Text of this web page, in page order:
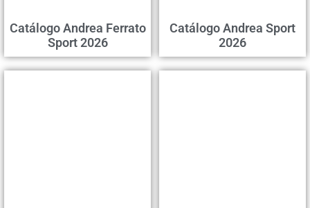
Catálogo Andrea Ferrato
Sport 2026
Catálogo Andrea Sport
2026